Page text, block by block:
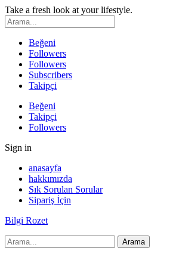
Take a fresh look at your lifestyle.
Beğeni
Followers
Followers
Subscribers
Takipçi
Beğeni
Takipçi
Followers
Sign in
anasayfa
hakkımızda
Sık Sorulan Sorular
Sipariş İçin
Bilgi Rozet